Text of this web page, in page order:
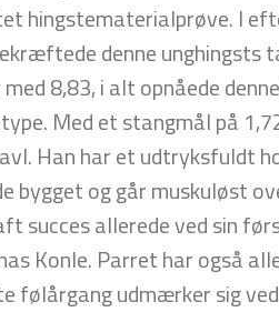
hingstematerialprøve. I
denne unghingsts
8,83, i alt opnåede
Med et stangmål på
Han har et udtryksfuldt
bygget og går muskuløst
succes allerede ved sin
Konle. Parret har også
følårgang udmærker sig